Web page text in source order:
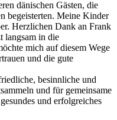
dänischen Gästen, die
begeisterten. Meine Kinder
Herzlichen Dank an Frank
langsam in die
mich auf diesem Wege
und die gute
besinnliche und
und für gemeinsame
und erfolgreiches